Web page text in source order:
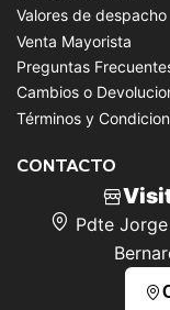
Valores de despacho
Venta Mayorista
Preguntas
Cambios o
Términos y
CONTACTO
Pdte